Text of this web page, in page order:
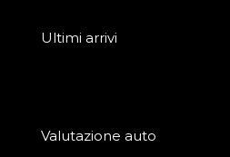
Ultimi arrivi
Valutazione auto